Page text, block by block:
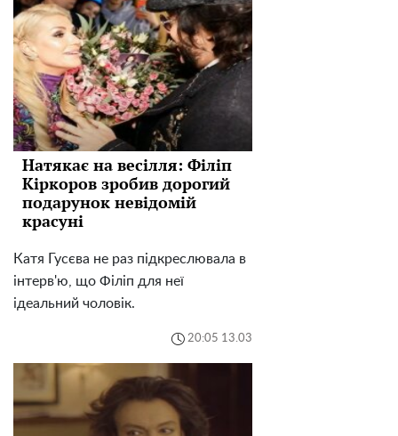
Натякає на весілля: Філіп
Кіркоров зробив дорогий
подарунок невідомій
красуні
Катя Гусєва не раз підкреслювала в
інтерв'ю, що Філіп для неї
ідеальний чоловік.
20:05 13.03